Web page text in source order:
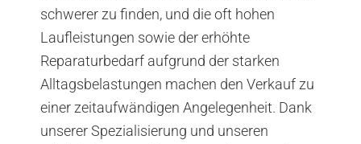
schwerer zu finden, und die oft hohen
Laufleistungen sowie der erhöhte
Reparaturbedarf aufgrund der starken
Alltagsbelastungen machen den Verkauf zu
einer zeitaufwändigen Angelegenheit. Dank
unserer Spezialisierung und unseren